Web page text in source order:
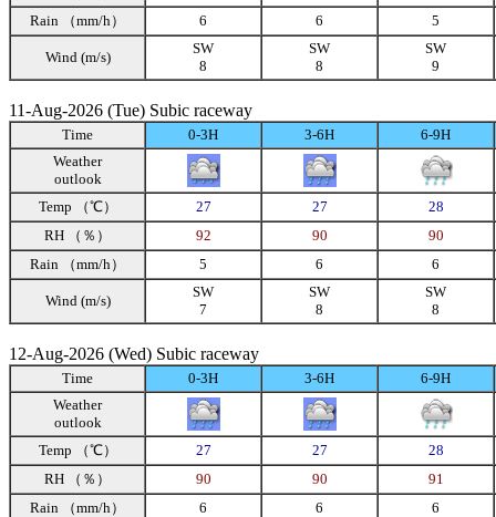
Rain （mm/h）
6 6 5
Wind (m/s)
SW
8
SW
8
SW
9
11-Aug-2026 (Tue) Subic raceway
Time 0-3H 3-6H
6-9H
Weather
outlook
Temp （℃）
27 27
28
RH （％）
92 90
90
Rain （mm/h）
5 6 6
Wind (m/s)
SW
7
SW
8
SW
8
12-Aug-2026 (Wed) Subic raceway
Time 0-3H 3-6H
6-9H
Weather
outlook
Temp （℃）
27 27
28
RH （％）
90 90
91
Rain （mm/h）
6 6 6